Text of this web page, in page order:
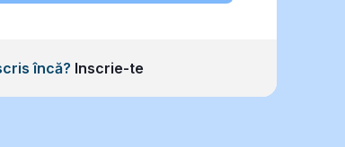
încă? Inscrie-te